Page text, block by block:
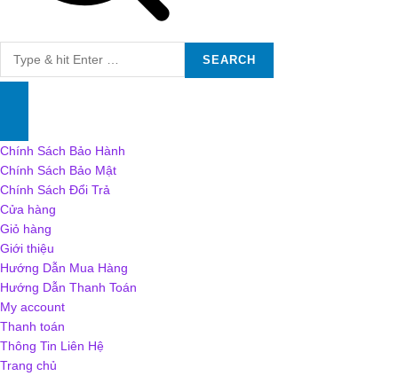
Chính Sách Bảo Hành
Chính Sách Bảo Mật
Chính Sách Đổi Trả
Cửa hàng
Giỏ hàng
Giới thiệu
Hướng Dẫn Mua Hàng
Hướng Dẫn Thanh Toán
My account
Thanh toán
Thông Tin Liên Hệ
Trang chủ